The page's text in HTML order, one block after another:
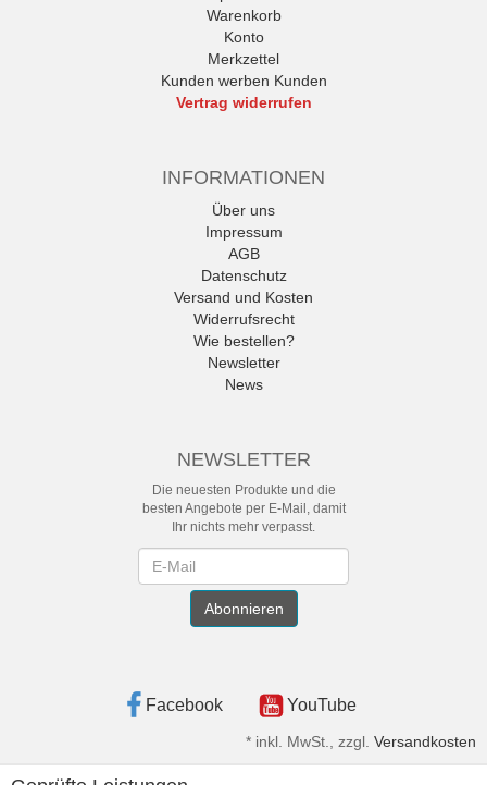
Warenkorb
Konto
Merkzettel
Kunden werben Kunden
Vertrag widerrufen
INFORMATIONEN
Über uns
Impressum
AGB
Datenschutz
Versand und Kosten
Widerrufsrecht
Wie bestellen?
Newsletter
News
NEWSLETTER
Die neuesten Produkte und die
besten Angebote per E-Mail, damit
Ihr nichts mehr verpasst.
Abonnieren
Facebook YouTube
* inkl. MwSt., zzgl. Versandkosten